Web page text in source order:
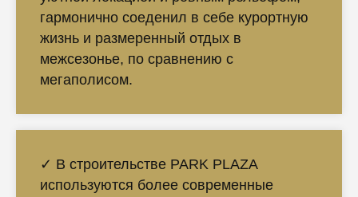
гармонично соеденил в себе курортную
жизнь и размеренный отдых в
межсезонье, по сравнению с
мегаполисом.
✓ В строительстве PARK PLAZA
используются более современные